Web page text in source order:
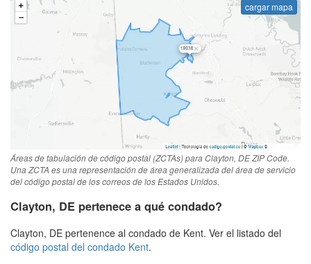
cargar mapa
Áreas de tabulación de código postal (ZCTAs) para Clayton, DE ZIP Code.
Una ZCTA es una representación de área generalizada del área de servicio
del código postal de los correos de los Estados Unidos.
Clayton, DE pertenece a qué condado?
Clayton, DE pertenence al condado de Kent. Ver el listado del
código postal del condado Kent.